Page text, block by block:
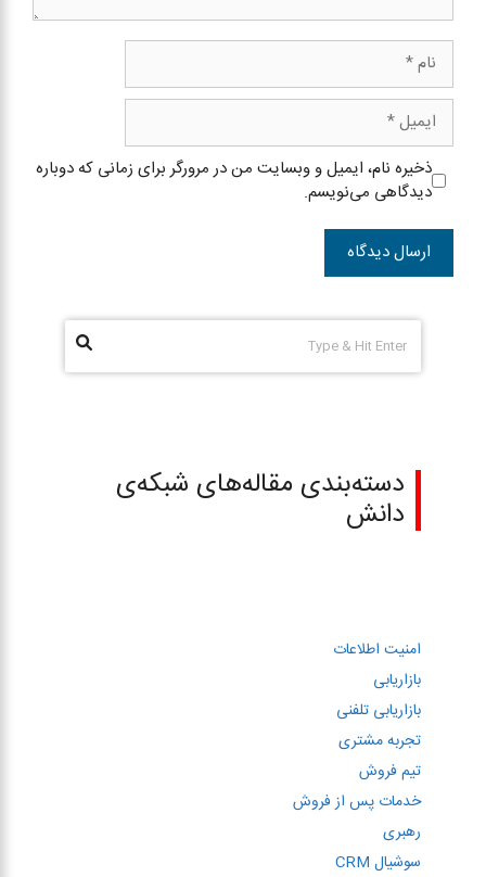
نام
ایمیل
ذخیره نام، ایمیل و وبسایت من در مرورگر برای زمانی که دوباره
دیدگاهی می‌نویسم.
دسته‌بندی مقاله‌های شبکه‌ی
دانش
امنیت اطلاعات
بازاریابی
بازاریابی تلفنی
تجربه مشتری
تیم فروش
خدمات پس از فروش
رهبری
سوشیال CRM